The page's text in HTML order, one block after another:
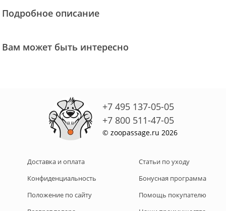
Подробное описание
Вам может быть интересно
+7 495 137-05-05
+7 800 511-47-05
© zoopassage.ru 2026
Доставка и оплата
Конфиденциальность
Положение по сайту
Статьи по уходу
Бонусная программа
Помощь покупателю